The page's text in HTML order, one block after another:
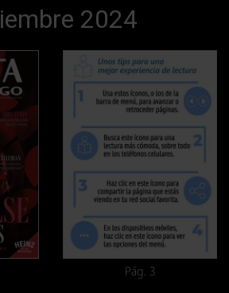
2024
Pág. 3